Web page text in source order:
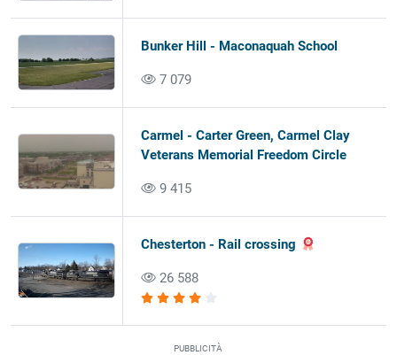
Bunker Hill - Maconaquah School
7 079
Carmel - Carter Green, Carmel Clay
Veterans Memorial Freedom Circle
9 415
Chesterton - Rail crossing
26 588
PUBBLICITÀ